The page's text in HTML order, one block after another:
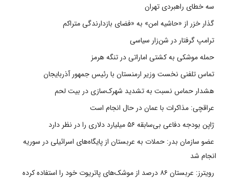
سه خطای راهبردی تهران
گذار خزر از «حاشیه امن» به «فضای بازدارندگی متراکم
ترامپ گرفتار در شن‌زار سیاسی
حمله موشکی به کشتی اماراتی در تنگه هرمز
تماس تلفنی نخست وزیر ارمنستان با رئیس جمهور آذربایجان
هشدار حماس نسبت به تشدید شهرک‌سازی در بیت‌ لحم
عراقچی: مذاکرات با عمان در حال انجام است
ژاپن بودجه دفاعی بی‌سابقه ۵۶ میلیارد دلاری را در نظر دارد
عضو سازمان بدر: حملات به عربستان از پایگاه‌های اسرائیلی در سوریه
انجام شد
رویترز: عربستان ۸۶ درصد از موشک‌های پاتریوت خود را استفاده کرده